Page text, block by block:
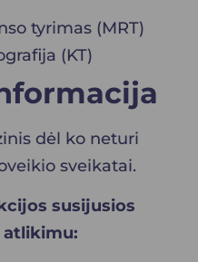
tyrimas (MRT)
(KT)
dėl ko neturi
sveikatai.
susijusios
atlikimu: